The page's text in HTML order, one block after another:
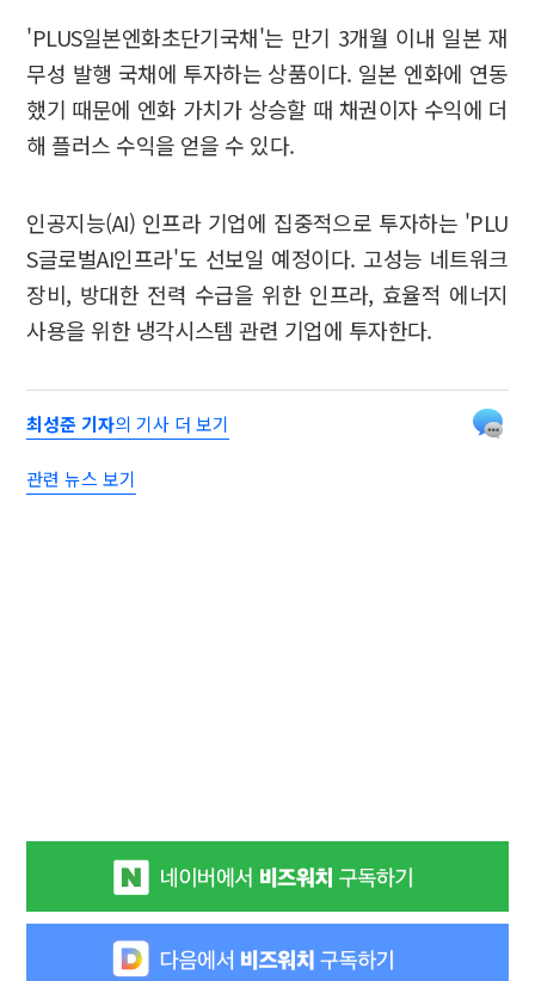
'PLUS일본엔화초단기국채'는 만기 3개월 이내 일본 재
무성 발행 국채에 투자하는 상품이다. 일본 엔화에 연동
했기 때문에 엔화 가치가 상승할 때 채권이자 수익에 더
해 플러스 수익을 얻을 수 있다.
인공지능(AI) 인프라 기업에 집중적으로 투자하는 'PLU
S글로벌AI인프라'도 선보일 예정이다. 고성능 네트워크
장비, 방대한 전력 수급을 위한 인프라, 효율적 에너지
사용을 위한 냉각시스템 관련 기업에 투자한다.
최성준 기자의 기사 더 보기
관련 뉴스 보기